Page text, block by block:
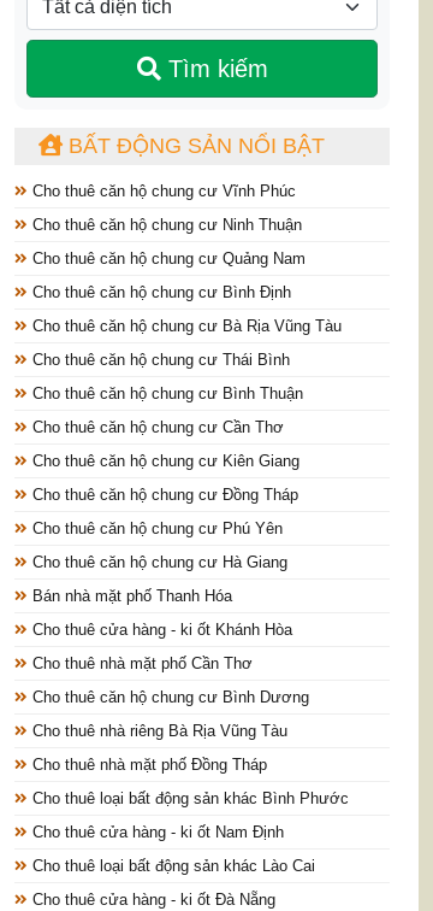
Tìm kiếm
BẤT ĐỘNG SẢN NỔI BẬT
Cho thuê căn hộ chung cư Vĩnh Phúc
Cho thuê căn hộ chung cư Ninh Thuận
Cho thuê căn hộ chung cư Quảng Nam
Cho thuê căn hộ chung cư Bình Định
Cho thuê căn hộ chung cư Bà Rịa Vũng Tàu
Cho thuê căn hộ chung cư Thái Bình
Cho thuê căn hộ chung cư Bình Thuận
Cho thuê căn hộ chung cư Cần Thơ
Cho thuê căn hộ chung cư Kiên Giang
Cho thuê căn hộ chung cư Đồng Tháp
Cho thuê căn hộ chung cư Phú Yên
Cho thuê căn hộ chung cư Hà Giang
Bán nhà mặt phố Thanh Hóa
Cho thuê cửa hàng - ki ốt Khánh Hòa
Cho thuê nhà mặt phố Cần Thơ
Cho thuê căn hộ chung cư Bình Dương
Cho thuê nhà riêng Bà Rịa Vũng Tàu
Cho thuê nhà mặt phố Đồng Tháp
Cho thuê loại bất động sản khác Bình Phước
Cho thuê cửa hàng - ki ốt Nam Định
Cho thuê loại bất động sản khác Lào Cai
Cho thuê cửa hàng - ki ốt Đà Nẵng